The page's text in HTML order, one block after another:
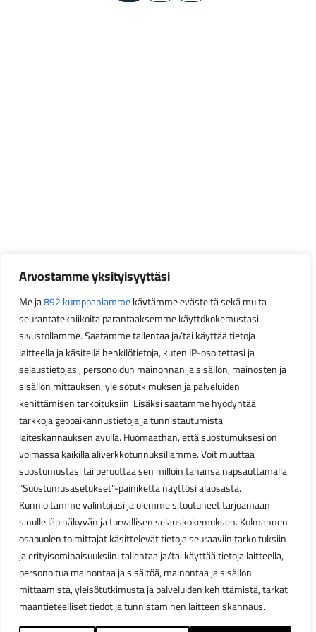
Arvostamme yksityisyyttäsi
Me ja892 kumppaniammekäytämme evästeitä sekä muita
seurantatekniikoita parantaaksemme käyttökokemustasi
sivustollamme. Saatamme tallentaa ja/tai käyttää tietoja
laitteella ja käsitellä henkilötietoja, kuten IP-osoitettasi ja
selaustietojasi, personoidun mainonnan ja sisällön, mainosten ja
sisällön mittauksen, yleisötutkimuksen ja palveluiden
kehittämisen tarkoituksiin. Lisäksi saatamme hyödyntää
tarkkoja geopaikannustietoja ja tunnistautumista
laiteskannauksen avulla. Huomaathan, että suostumuksesi on
voimassa kaikilla aliverkkotunnuksillamme. Voit muuttaa
suostumustasi tai peruuttaa sen milloin tahansa napsauttamalla
"Suostumusasetukset"-painiketta näyttösi alaosasta.
Kunnioitamme valintojasi ja olemme sitoutuneet tarjoamaan
sinulle läpinäkyvän ja turvallisen selauskokemuksen. Kolmannen
osapuolen toimittajat käsittelevät tietoja seuraaviin tarkoituksiin
ja erityisominaisuuksiin: tallentaa ja/tai käyttää tietoja laitteella,
personoitua mainontaa ja sisältöä, mainontaa ja sisällön
mittaamista, yleisötutkimusta ja palveluiden kehittämistä, tarkat
maantieteelliset tiedot ja tunnistaminen laitteen skannaus.